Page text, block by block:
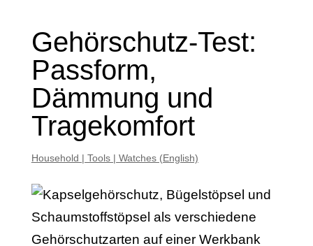
Gehörschutz-Test:
Passform,
Dämmung und
Tragekomfort
Household | Tools | Watches (English)